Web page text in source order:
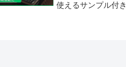
使えるサンプル付き